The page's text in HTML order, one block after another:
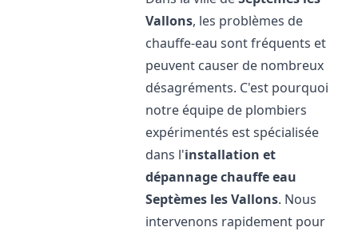
Vallons, les problèmes de
chauffe-eau sont fréquents et
peuvent causer de nombreux
désagréments. C'est pourquoi
notre équipe de plombiers
expérimentés est spécialisée
dans l'installation et
dépannage chauffe eau
Septèmes les Vallons. Nous
intervenons rapidement pour